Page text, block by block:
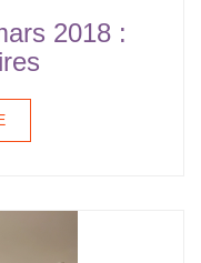
2018 :